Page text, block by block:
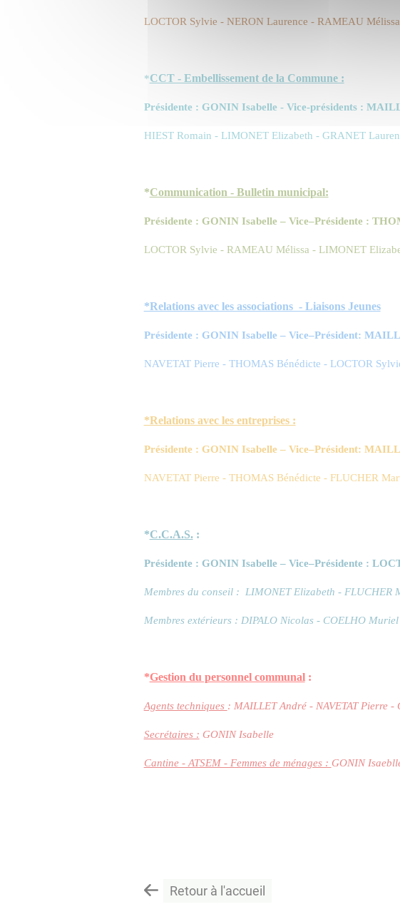
LOCTOR Sylvie - NERON Laurence - RAMEAU
*CCT - Embellissement de la Commune :
Présidente : GONIN Isabelle - Vice-présidents :
HIEST Romain - LIMONET Elizabeth - GRANET
*Communication - Bulletin municipal:
Présidente : GONIN Isabelle – Vice–Présidente :
LOCTOR Sylvie - RAMEAU Mélissa - LIMONET
*Relations avec les associations - Liaisons Jeunes
Présidente : GONIN Isabelle – Vice–Président:
NAVETAT Pierre - THOMAS Bénédicte - LOCTOR
*Relations avec les entreprises :
Présidente : GONIN Isabelle – Vice–Président:
NAVETAT Pierre - THOMAS Bénédicte - FLUCHER
*C.C.A.S.:
Présidente : GONIN Isabelle – Vice–Présidente :
Membres du conseil : LIMONET Elizabeth - FLUCHER
Membres extérieurs : DIPALO Nicolas - COELHO
*Gestion du personnel communal:
Agents techniques : MAILLET André - NAVETAT Pierre -
Secrétaires : GONIN Isabelle
Cantine - ATSEM - Femmes de ménages : GONIN
Retour à l'accueil